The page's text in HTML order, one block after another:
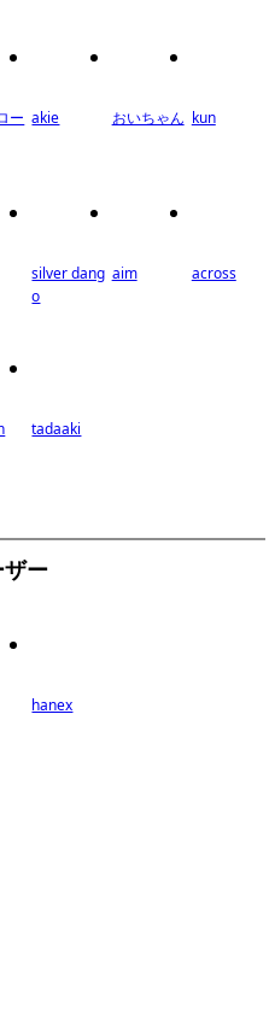
ー akie おいちゃん kun
silver dang
o
aim across
tadaaki
ー
hanex